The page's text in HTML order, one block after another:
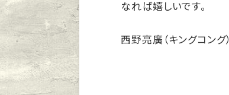
なれば嬉しいです。
西野亮廣（キングコング）